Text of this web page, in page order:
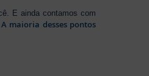
E ainda contamos com
A maioria desses pontos